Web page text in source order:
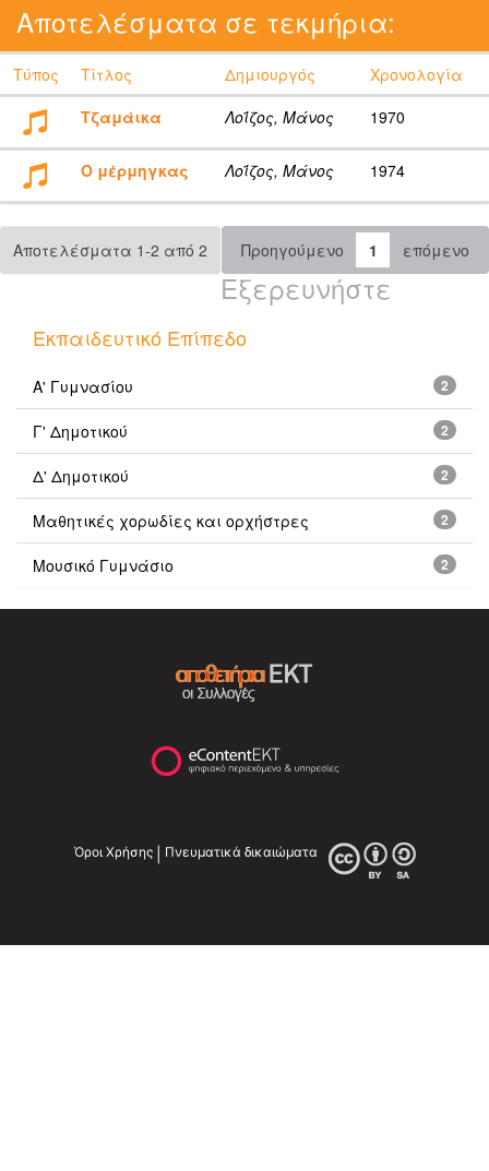
Αποτελέσματα σε τεκμήρια:
Τύπος Τίτλος Δημιουργός
Χρονολογία
Τζαμάικα
Λοΐζος, Μάνος 1970
Ο μέρμηγκας Λοΐζος, Μάνος 1974
Αποτελέσματα 1-2 από 2 Προηγούμενο 1 επόμενο
Εξερευνήστε
Εκπαιδευτικό Επίπεδο
2
Α' Γυμνασίου
2
Γ' Δημοτικού
2
Δ' Δημοτικού
2
Μαθητικές χορωδίες και ορχήστρες
2
Μουσικό Γυμνάσιο